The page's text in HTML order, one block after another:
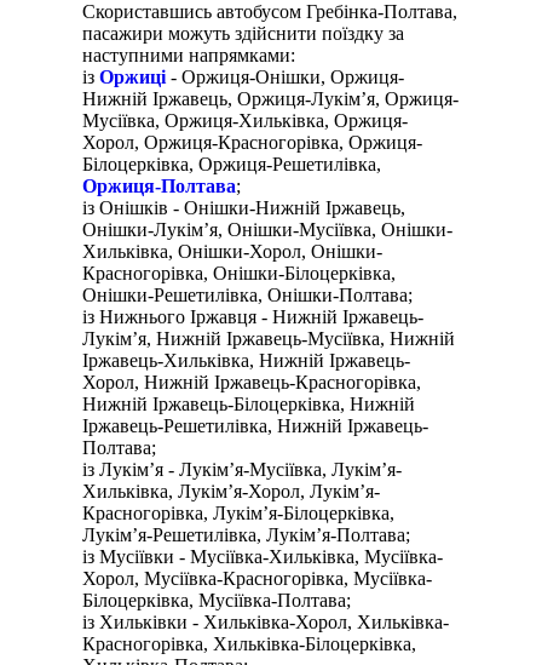
Скориставшись автобусом Гребінка-Полтава,
пасажири можуть здійснити поїздку за
наступними напрямками:
ізОржиці - Оржиця-Онішки, Оржиця-
Нижній Іржавець, Оржиця-Лукім’я, Оржиця-
Мусіївка, Оржиця-Хильківка, Оржиця-
Хорол, Оржиця-Красногорівка, Оржиця-
Білоцерківка, Оржиця-Решетилівка,
Оржиця-Полтава;
із Онішків - Онішки-Нижній Іржавець,
Онішки-Лукім’я, Онішки-Мусіївка, Онішки-
Хильківка, Онішки-Хорол, Онішки-
Красногорівка, Онішки-Білоцерківка,
Онішки-Решетилівка, Онішки-Полтава;
із Нижнього Іржавця - Нижній Іржавець-
Лукім’я, Нижній Іржавець-Мусіївка, Нижній
Іржавець-Хильківка, Нижній Іржавець-
Хорол, Нижній Іржавець-Красногорівка,
Нижній Іржавець-Білоцерківка, Нижній
Іржавець-Решетилівка, Нижній Іржавець-
Полтава;
із Лукім’я - Лукім’я-Мусіївка, Лукім’я-
Хильківка, Лукім’я-Хорол, Лукім’я-
Красногорівка, Лукім’я-Білоцерківка,
Лукім’я-Решетилівка, Лукім’я-Полтава;
із Мусіївки - Мусіївка-Хильківка, Мусіївка-
Хорол, Мусіївка-Красногорівка, Мусіївка-
Білоцерківка, Мусіївка-Полтава;
із Хильківки - Хильківка-Хорол, Хильківка-
Красногорівка, Хильківка-Білоцерківка,